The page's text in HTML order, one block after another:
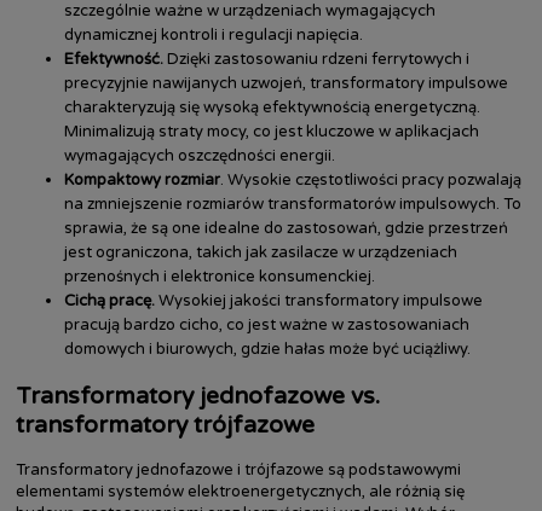
szczególnie ważne w urządzeniach wymagających
dynamicznej kontroli i regulacji napięcia.
Efektywność.Dzięki zastosowaniu rdzeni ferrytowych i
precyzyjnie nawijanych uzwojeń, transformatory impulsowe
charakteryzują się wysoką efektywnością energetyczną.
Minimalizują straty mocy, co jest kluczowe w aplikacjach
wymagających oszczędności energii.
Kompaktowy rozmiar. Wysokie częstotliwości pracy pozwalają
na zmniejszenie rozmiarów transformatorów impulsowych. To
sprawia, że są one idealne do zastosowań, gdzie przestrzeń
jest ograniczona, takich jak zasilacze w urządzeniach
przenośnych i elektronice konsumenckiej.
Cichą pracę.Wysokiej jakości transformatory impulsowe
pracują bardzo cicho, co jest ważne w zastosowaniach
domowych i biurowych, gdzie hałas może być uciążliwy.
Transformatory jednofazowe vs.
transformatory trójfazowe
Transformatory jednofazowe i trójfazowe są podstawowymi
elementami systemów elektroenergetycznych, ale różnią się